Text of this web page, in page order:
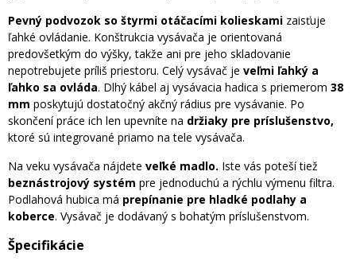
Pevný podvozok so štyrmi otáčacími kolieskami zaisťuje
ľahké ovládanie. Konštrukcia vysávača je orientovaná
predovšetkým do výšky, takže ani pre jeho skladovanie
nepotrebujete príliš priestoru. Celý vysávač je veľmi ľahký a
ľahko sa ovláda. Dlhý kábel aj vysávacia hadica s priemerom 38
mm poskytujú dostatočný akčný rádius pre vysávanie. Po
skončení práce ich len upevníte na držiaky pre príslušenstvo,
ktoré sú integrované priamo na tele vysávača.
Na veku vysávača nájdete veľké madlo. Iste vás poteší tiež
beznástrojový systém pre jednoduchú a rýchlu výmenu filtra.
Podlahová hubica má prepínanie pre hladké podlahy a
koberce. Vysávač je dodávaný s bohatým príslušenstvom.
Špecifikácie